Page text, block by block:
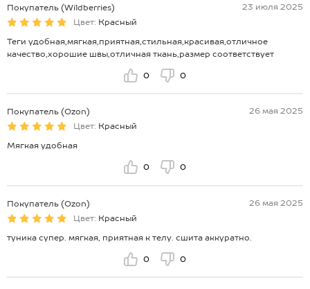
Покупатель (Wildberries)
23 июля 2025
Цвет: Красный
Теги удобная,мягкая,приятная,стильная,красивая,отличное
качество,хорошие швы,отличная ткань,размер соответствует
0 0
Покупатель (Ozon)
26 мая 2025
Цвет: Красный
Мягкая удобная
0 0
Покупатель (Ozon)
26 мая 2025
Цвет: Красный
туника супер. мягкая, приятная к телу. сшита аккуратно.
0 0